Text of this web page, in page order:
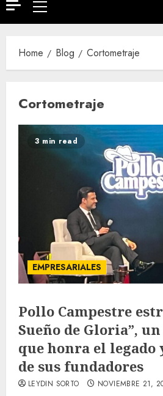
Primary
Menu
Home Blog Cortometraje
Cortometraje
3 min read
EMPRESARIALES
Pollo Campestre
Sueño de Gloria”,
que honra el legado
de sus fundadores
LEYDIN SORTO NOVIEMBRE 21,